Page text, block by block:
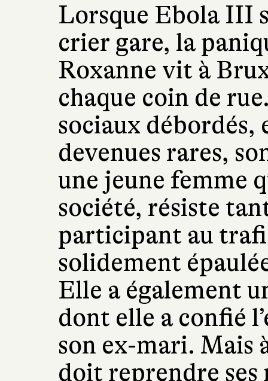
Lorsque Ebola III
crier gare, la
Roxanne vit à
chaque coin de
sociaux
devenues rares,
une jeune femme
société, résiste
participant au
solidement
Elle a également
dont elle a confié
son ex-mari. Mais
doit reprendre ses